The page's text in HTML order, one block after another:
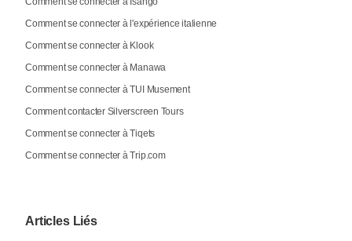
Comment se connecter à l'expérience italienne
Comment se connecter à Klook
Comment se connecter à Manawa
Comment se connecter à TUI Musement
Comment contacter Silverscreen Tours
Comment se connecter à Tiqets
Comment se connecter à Trip.com
Articles Liés